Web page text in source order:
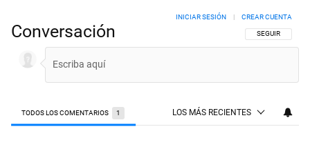
Conversación SIGA ESTA
SEGUIR
INICIAR SESIÓN | CREAR CUENTA
TODOS LOS COMENTARIOS 1 LOS MÁS RECIENTES